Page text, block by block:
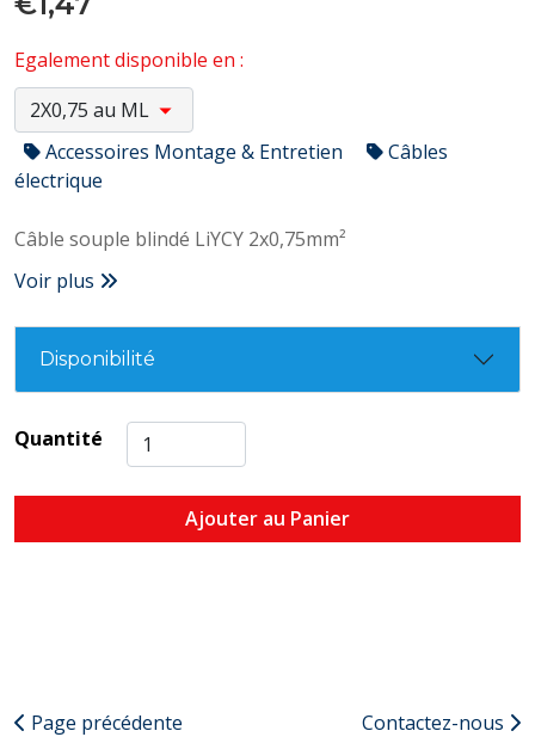
Egalement disponible en :
Accessoires Montage & Entretien
Câbles
électrique
Câble souple blindé LiYCY 2x0,75mm²
Voir plus
Disponibilité
Quantité
Ajouter au Panier
Page précédente Contactez-nous